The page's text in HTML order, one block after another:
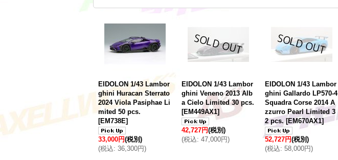
EIDOLON 1/43 Lambor
ghini Huracan Sterrato
2024 Viola Pasiphae Li
mited 50 pcs.
[EM738E]
33,000円(税別)
(税込: 36,300円)
EIDOLON 1/43 Lambor
ghini Veneno 2013 Alb
a Cielo Limited 30 pcs.
[EM449AX1]
42,727円(税別)
(税込: 47,000円)
EIDOLON 1/43 Lambor
ghini Gallardo LP570-4
Squadra Corse 2014 A
zzurro Pearl Limited 3
2 pcs. [EM670AX1]
52,727円(税別)
(税込: 58,000円)